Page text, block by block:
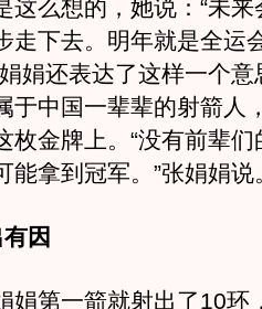
么想的，她说：“未来
走下去。明年就是全运
娟还表达了这样一个
于中国一辈辈的射箭人
枚金牌上。“没有前辈们
能拿到冠军。”张娟娟说
因
第一箭就射出了10环